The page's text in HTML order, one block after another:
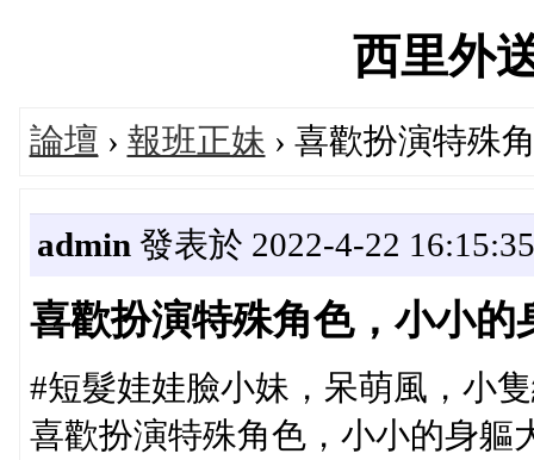
西里外
論壇 › 報班正妹 › 喜歡扮演特殊
admin 發表於 2022-4-22 16:15:35
喜歡扮演特殊角色，小小的
#短髮娃娃臉小妹，呆萌風，小
喜歡扮演特殊角色，小小的身軀